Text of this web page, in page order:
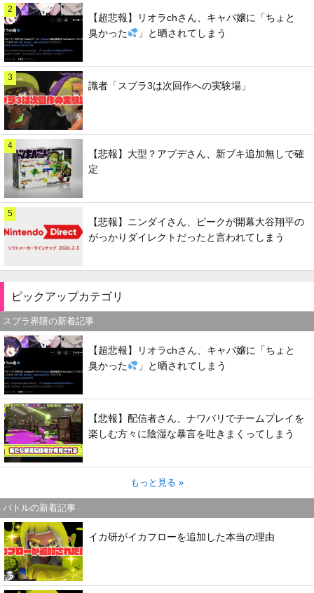
2
【超悲報】リオラchさん、キャバ嬢に「ちょと
臭かった
」と晒されてしまう
3
識者「スプラ3は次回作への実験場」
4
【悲報】大型？アプデさん、新ブキ追加無しで確
定
5
【悲報】ニンダイさん、ピークが開幕大谷翔平の
がっかりダイレクトだったと言われてしまう
ピックアップカテゴリ
スプラ界隈の新着記事
【超悲報】リオラchさん、キャバ嬢に「ちょと
臭かった
」と晒されてしまう
【悲報】配信者さん、ナワバリでチームプレイを
楽しむ方々に陰湿な暴言を吐きまくってしまう
もっと見る »
バトルの新着記事
イカ研がイカフローを追加した本当の理由